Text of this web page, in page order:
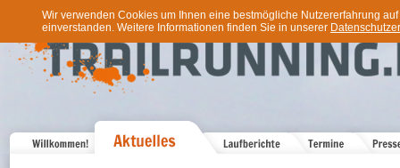
Wir verwenden Cookies um Ihnen eine bestmögliche Nutzererfahrung
einverstanden. Weitere Informationen finden Sie in unserer